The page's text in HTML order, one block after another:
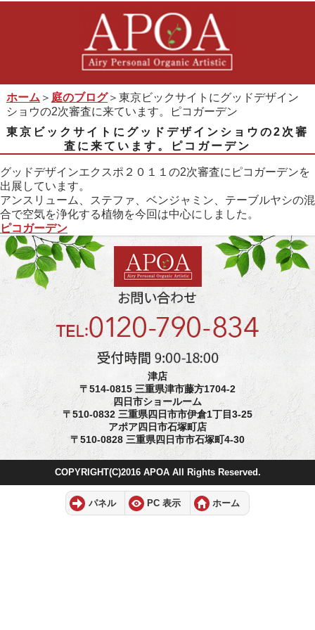
ホーム ＞ 庭のブログ＞東京ビックサイトにグッドデザイン
ショウの2次審査に来ています。ピコガーデン
東京ビックサイトにグッドデザインショウの2次審
査に来ています。ピコガーデン
グッドデザインエクスポ２０１１の2次審査にピコガーデンを
出展しています。
アンスリューム、ステファ、ベンジャミン、テーブルヤシの混
合で空気を浄化する植物を今回は中心にしました。
ピコガーデン
津店
〒514-0815 三重県津市藤方1704-2
四日市ショールーム
〒510-0832 三重県四日市市伊倉1丁目3-25
アポア四日市石塚町店
〒510-0828 三重県四日市市石塚町4-30
COPYRIGHT(C)2016 APOA All Rights Reserved.
パネル PC 表示 ホーム